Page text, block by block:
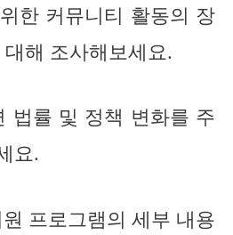
한 커뮤니티 활동의 장
해 조사해보세요.
법률 및 정책 변화를 주
요.
프로그램의 세부 내용